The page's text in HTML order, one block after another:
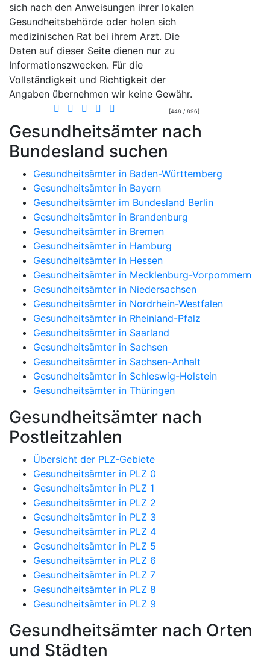
sich nach den Anweisungen ihrer lokalen
Gesundheitsbehörde oder holen sich
medizinischen Rat bei ihrem Arzt. Die
Daten auf dieser Seite dienen nur zu
Informationszwecken. Für die
Vollständigkeit und Richtigkeit der
Angaben übernehmen wir keine Gewähr.
[448 / 896]
Gesundheitsämter nach
Bundesland suchen
Gesundheitsämter in Baden-Württemberg
Gesundheitsämter in Bayern
Gesundheitsämter im Bundesland Berlin
Gesundheitsämter in Brandenburg
Gesundheitsämter in Bremen
Gesundheitsämter in Hamburg
Gesundheitsämter in Hessen
Gesundheitsämter in Mecklenburg-Vorpommern
Gesundheitsämter in Niedersachsen
Gesundheitsämter in Nordrhein-Westfalen
Gesundheitsämter in Rheinland-Pfalz
Gesundheitsämter in Saarland
Gesundheitsämter in Sachsen
Gesundheitsämter in Sachsen-Anhalt
Gesundheitsämter in Schleswig-Holstein
Gesundheitsämter in Thüringen
Gesundheitsämter nach
Postleitzahlen
Übersicht der PLZ-Gebiete
Gesundheitsämter in PLZ 0
Gesundheitsämter in PLZ 1
Gesundheitsämter in PLZ 2
Gesundheitsämter in PLZ 3
Gesundheitsämter in PLZ 4
Gesundheitsämter in PLZ 5
Gesundheitsämter in PLZ 6
Gesundheitsämter in PLZ 7
Gesundheitsämter in PLZ 8
Gesundheitsämter in PLZ 9
Gesundheitsämter nach Orten
und Städten